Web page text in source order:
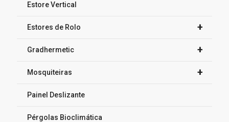
Estore Vertical
+
Estores de Rolo
+
Gradhermetic
+
Mosquiteiras
Painel Deslizante
Pérgolas Bioclimática